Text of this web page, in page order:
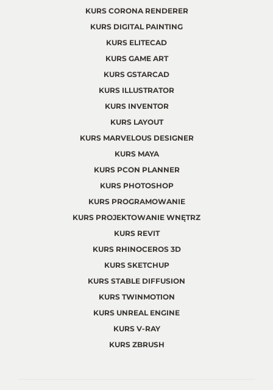
KURS CORONA RENDERER
KURS DIGITAL PAINTING
KURS ELITECAD
KURS GAME ART
KURS GSTARCAD
KURS ILLUSTRATOR
KURS INVENTOR
KURS LAYOUT
KURS MARVELOUS DESIGNER
KURS MAYA
KURS PCON PLANNER
KURS PHOTOSHOP
KURS PROGRAMOWANIE
KURS PROJEKTOWANIE WNĘTRZ
KURS REVIT
KURS RHINOCEROS 3D
KURS SKETCHUP
KURS STABLE DIFFUSION
KURS TWINMOTION
KURS UNREAL ENGINE
KURS V-RAY
KURS ZBRUSH